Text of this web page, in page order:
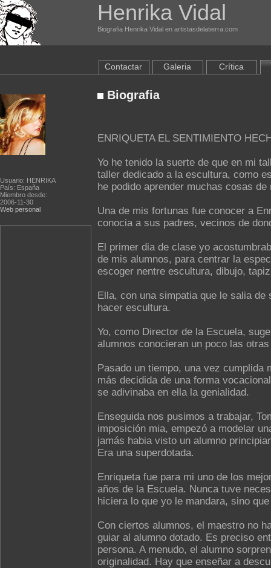
Henrika Vidal
Biografia Henrika Vidal en artistasdelatierra.com
Usuario: HENRIKA
País: España
Miembro desde:
2006-11-30
Web personal
Contactar Galeria Crítica
Biografia
ENRIQUETA EL SENTIMIENTO
Yo he tenido la suerte de que en mi
taller dedicado a la escultura, como
he podido aprender muchas cosas de
Una de mis fortunas fue conocer a
conocia a sus padres, vecinos de
El primer dia de clase yo
de mis alumnos, para centrar la
escoger nentre escultura, dibujo,
Ella, con una simpatia que le salia
hacer escultura.
Yo, como Director de la Escuela,
alumnos conocieran un poco las
Pasado un tiempo, una vez
más decidida de una forma
se adivinaba en ella la genialidad.
Enseguida nos pusimos a trabajar,
imposición mia, empezó a modelar
jamás habia visto un alumno
Era una superdotada.
Enriqueta fue para mi uno de los
años de la Escuela. Nunca tuve
hiciera lo que yo le mandara, sino
Con ciertos alumnos, el maestro no
guiar al alumno dotado. Es preciso
persona. A menudo, el alumno
originalidad. Hay que enseñar a